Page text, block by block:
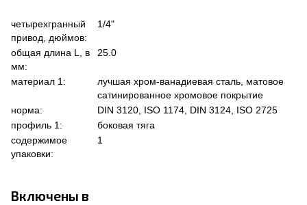
четырехгранный
привод, дюймов:
1/4"
общая длина L, в
мм:
25.0
материал 1:
лучшая хром-ванадиевая сталь, матовое
сатинированное хромовое покрытие
норма:
DIN 3120, ISO 1174, DIN 3124, ISO 2725
профиль 1:
боковая тяга
содержимое
упаковки:
1
Включены в